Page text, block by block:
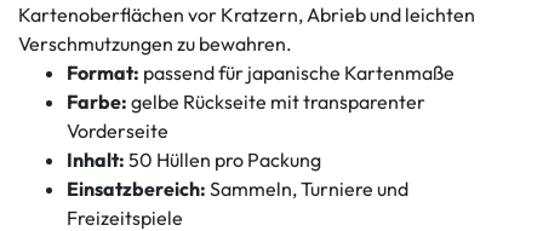
Kartenoberflächen vor Kratzern, Abrieb und leichten
Verschmutzungen zu bewahren.
Format: passend für japanische Kartenmaße
Farbe: gelbe Rückseite mit transparenter
Vorderseite
Inhalt: 50 Hüllen pro Packung
Einsatzbereich: Sammeln, Turniere und
Freizeitspiele